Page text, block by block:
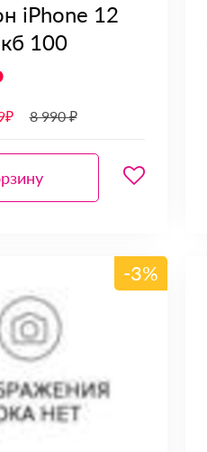
iPhone 12
100
8 990 ₽
-3%